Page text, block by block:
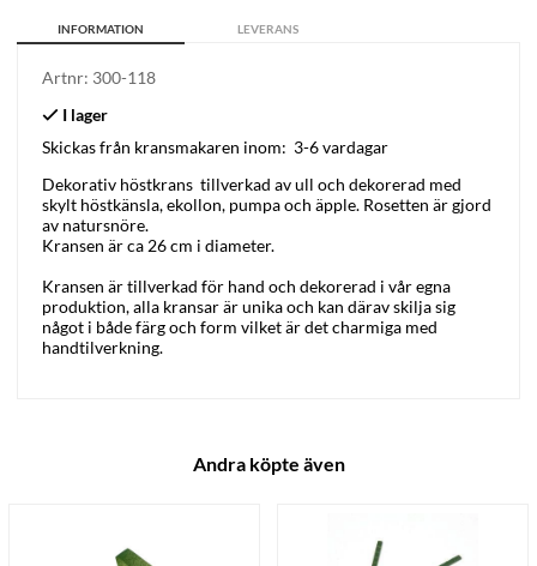
INFORMATION LEVERANS
Artnr: 300-118
Skickas från kransmakaren inom: 3-6 vardagar
Dekorativ höstkrans tillverkad av ull och dekorerad med
skylt höstkänsla, ekollon, pumpa och äpple. Rosetten är gjord
av natursnöre.
Kransen är ca 26 cm i diameter.
Kransen är tillverkad för hand och dekorerad i vår egna
produktion, alla kransar är unika och kan därav skilja sig
något i både färg och form vilket är det charmiga med
handtilverkning.
Andra köpte även